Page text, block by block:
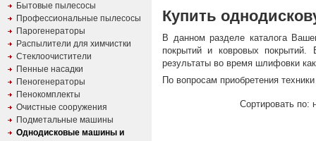
Бытовые пылесосы
Профессиональные пылесосы
Парогенераторы
Распылители для химчистки
Стеклоочистители
Пенные насадки
Пеногенераторы
Пенокомплекты
Очистные сооружения
Подметальные машины
Однодисковые машины и
Купить
В данном разделе каталога
покрытий и ковровых покрытий.
результаты во время шлифовки
По вопросам приобретения
Сортировать по: